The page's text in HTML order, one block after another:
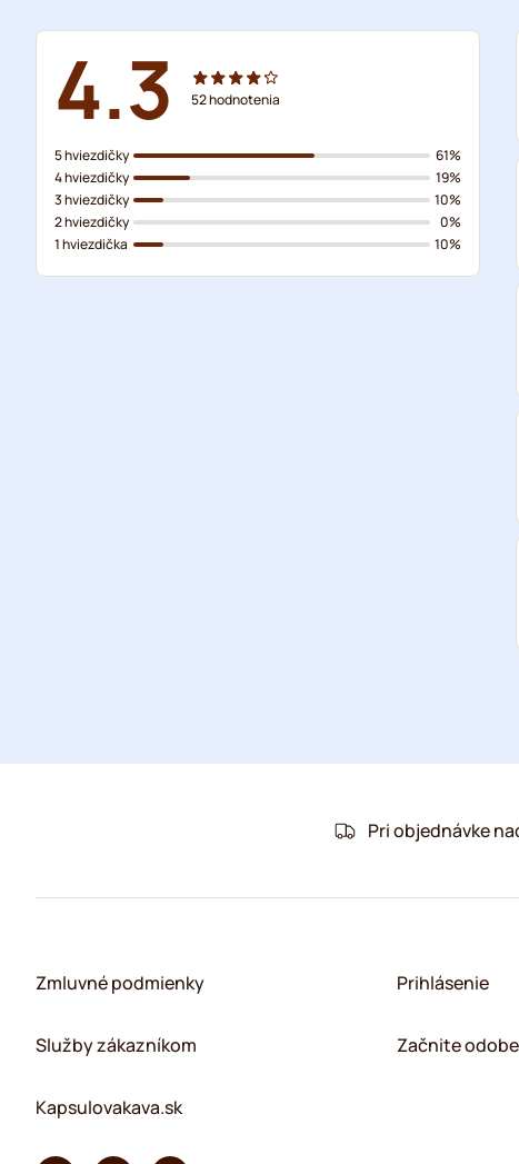
4.3 52hodnotenia
5 hviezdičky
4 hviezdičky
3 hviezdičky
2 hviezdičky
1 hviezdička
61%
19%
10%
0%
10%
Pri objednávke
Zmluvné podmienky
Služby zákazníkom
Kapsulovakava.sk
Prihlásenie
Začnite